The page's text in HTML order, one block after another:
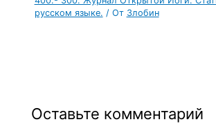
русском языке. / От Злобин
Оставьте комментарий